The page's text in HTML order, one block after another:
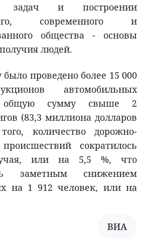
задач и построении
современного и
общества - основы
людей.
проведено более 15 000
автомобильных
общую сумму свыше 2
(83,3 миллиона долларов
количество дорожно-
сократилось
или на 5,5 %, что
заметным снижением
на 1 912 человек, или на
ВИА